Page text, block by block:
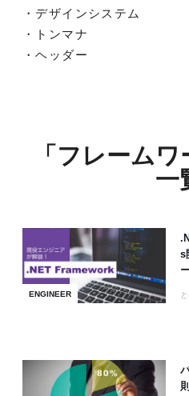
・デザインシステム
・トンマナ
・ヘッダー
「フレーム
一
ENGINEER
s